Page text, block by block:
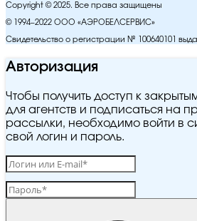
Copyright © 2025. Все права защищены
© 1994–2022 ООО «АЭРОБЕЛСЕРВИС»
Свидетельство о регистрации № 100640101
Авторизация
Чтобы получить доступ к
для агентств и подписаться на
рассылки, необходимо войти в
свой логин и пароль.